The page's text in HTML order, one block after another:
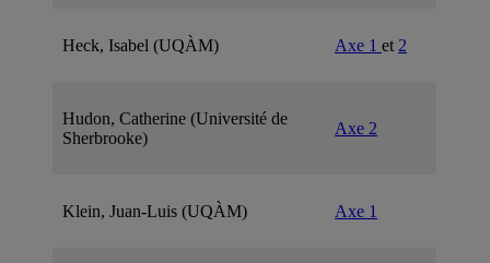
Heck, Isabel (UQÀM) Axe 1 et2
Hudon, Catherine (Université de
Sherbrooke)
Axe 2
Klein, Juan-Luis (UQÀM) Axe 1